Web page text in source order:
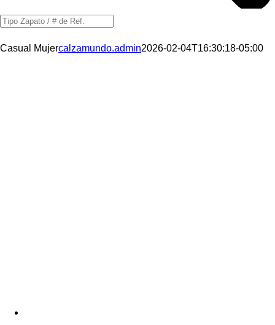
Búsqueda
productos
Casual Mujercalzamundo.admin2026-02-04T16:30:18-05:00